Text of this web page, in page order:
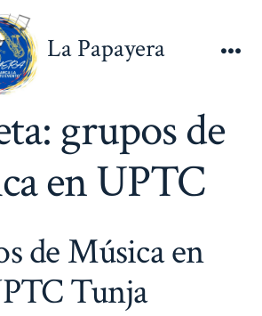
La Papayera
grupos de
en UPTC
de Música en
Tunja